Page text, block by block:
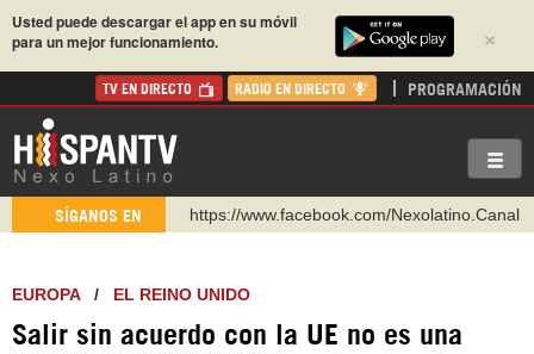
×
Usted puede descargar el app en su móvil
para un mejor funcionamiento.
TV EN DIRECTO RADIO EN DIRECTO PROGRAMACIÓN
SÍGANOS EN
https://www.facebook.com/Nexolatino.Canal
http://twitter.com/nexo_latino
https://t.me/hispantvcanal
EUROPA/ EL REINO UNIDO
Salir sin acuerdo con la UE no es una